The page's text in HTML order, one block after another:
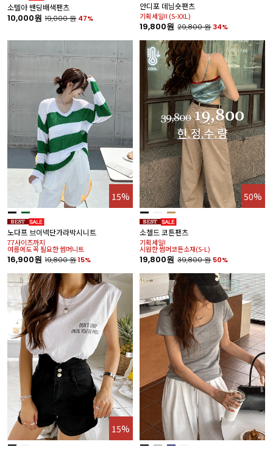
소텔아 밴딩배색팬츠
10,000원 19,000원 47%
안디포 데님숏팬츠
기획세일!! (S-XXL)
19,800원 29,800원 34%
15%
노다프 브이넥단가라박시니트
77사이즈까지
여름에도 꼭 필요한 썸머니트
16,900원 19,800원15%
50%
소첼드 코튼팬츠
기획세일!
시원한 썸머코튼소재(S-L)
19,800원 39,800원 50%
15%